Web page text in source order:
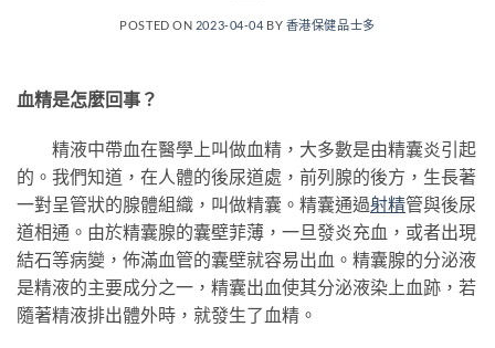
POSTED ON 2023-04-04 BY 香港保健品士多
血精是怎麼回事？
精液中帶血在醫學上叫做血精，大多數是由精囊炎引起
的。我們知道，在人體的後尿道處，前列腺的後方，生長著
一對呈管狀的腺體組織，叫做精囊。精囊通過射精管與後尿
道相通。由於精囊腺的囊壁菲薄，一旦發炎充血，或者出現
結石等病變，佈滿血管的囊壁就容易出血。精囊腺的分泌液
是精液的主要成分之一，精囊出血使其分泌液染上血跡，若
隨著精液排出體外時，就發生了血精。